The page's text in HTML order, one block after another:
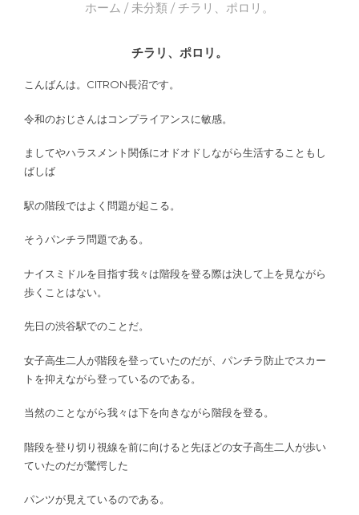
ホーム / 未分類 / チラリ、ポロリ。
チラリ、ポロリ。
こんばんは。CITRON長沼です。
令和のおじさんはコンプライアンスに敏感。
ましてやハラスメント関係にオドオドしながら生活することもし
ばしば
駅の階段ではよく問題が起こる。
そうパンチラ問題である。
ナイスミドルを目指す我々は階段を登る際は決して上を見ながら
歩くことはない。
先日の渋谷駅でのことだ。
女子高生二人が階段を登っていたのだが、パンチラ防止でスカー
トを抑えながら登っているのである。
当然のことながら我々は下を向きながら階段を登る。
階段を登り切り視線を前に向けると先ほどの女子高生二人が歩い
ていたのだが驚愕した
パンツが見えているのである。